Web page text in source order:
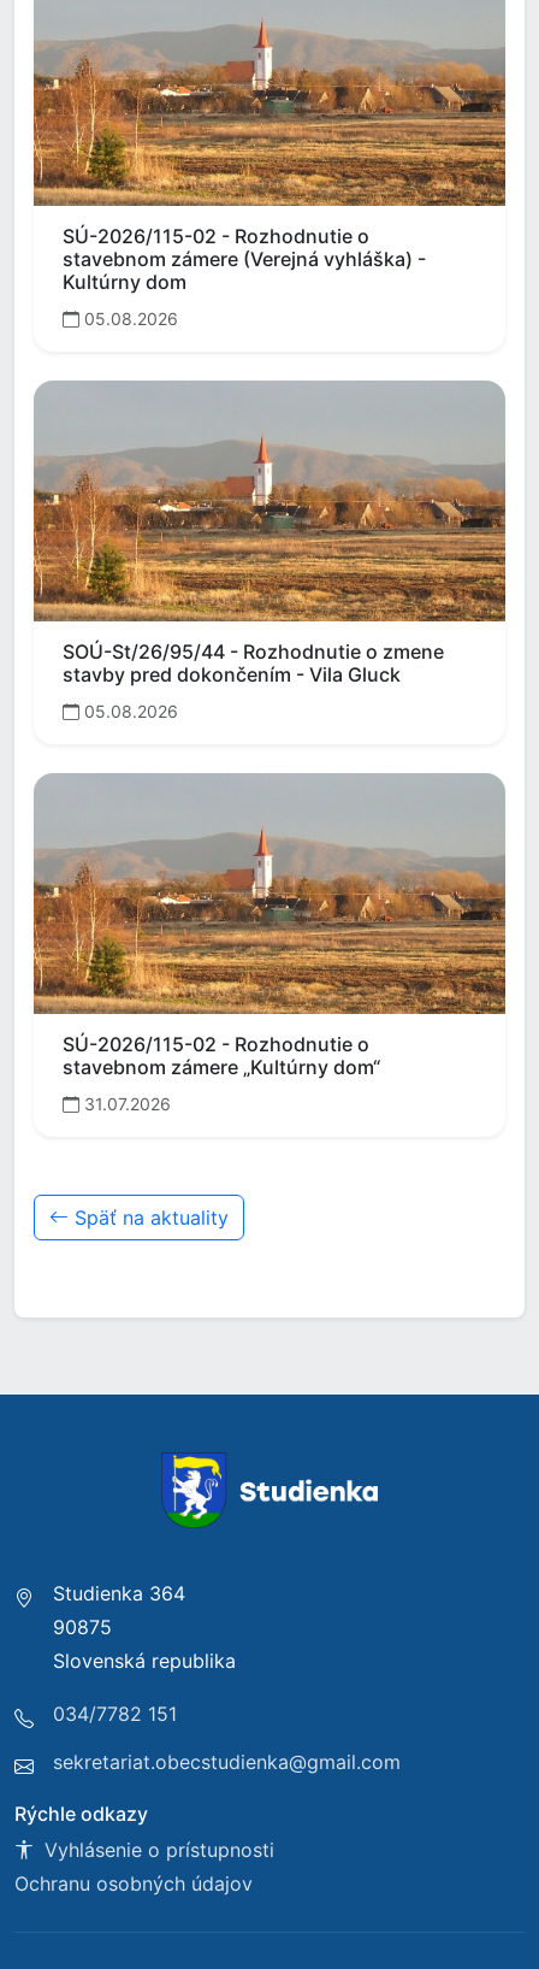
SÚ-2026/115-02 - Rozhodnutie o
stavebnom zámere (Verejná vyhláška) -
Kultúrny dom
05.08.2026
SOÚ-St/26/95/44 - Rozhodnutie o zmene
stavby pred dokončením - Vila Gluck
05.08.2026
SÚ-2026/115-02 - Rozhodnutie o
stavebnom zámere „Kultúrny dom“
31.07.2026
Späť na aktuality
Studienka 364
90875
Slovenská republika
034/7782 151
sekretariat.obecstudienka@gmail.com
Rýchle odkazy
Vyhlásenie o prístupnosti
Ochranu osobných údajov